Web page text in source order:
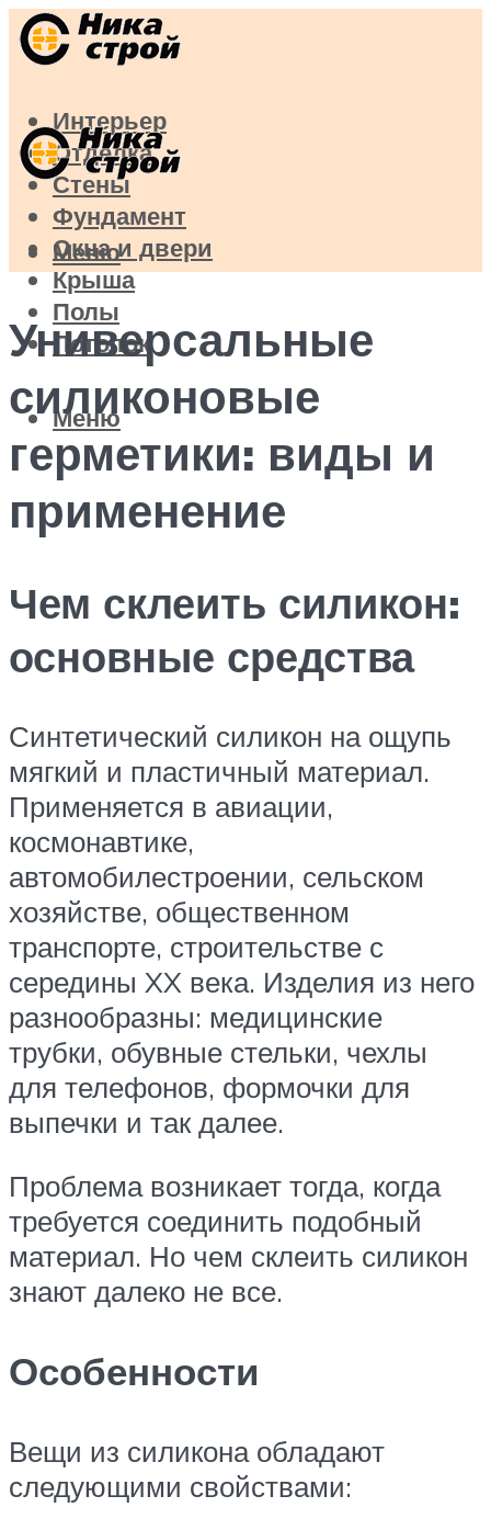
Интерьер
Отделка
Стены
Фундамент
Окна и двери
Крыша
Полы
Потолок
Меню
Меню
Универсальные
силиконовые
герметики: виды и
применение
Чем склеить силикон:
основные средства
Синтетический силикон на ощупь
мягкий и пластичный материал.
Применяется в авиации,
космонавтике,
автомобилестроении, сельском
хозяйстве, общественном
транспорте, строительстве с
середины XX века. Изделия из него
разнообразны: медицинские
трубки, обувные стельки, чехлы
для телефонов, формочки для
выпечки и так далее.
Проблема возникает тогда, когда
требуется соединить подобный
материал. Но чем склеить силикон
знают далеко не все.
Особенности
Вещи из силикона обладают
следующими свойствами: